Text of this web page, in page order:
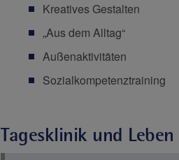
Kreatives Gestalten
„Aus dem Alltag“
Außenaktivitäten
Sozialkompetenztraining
Tagesklinik und